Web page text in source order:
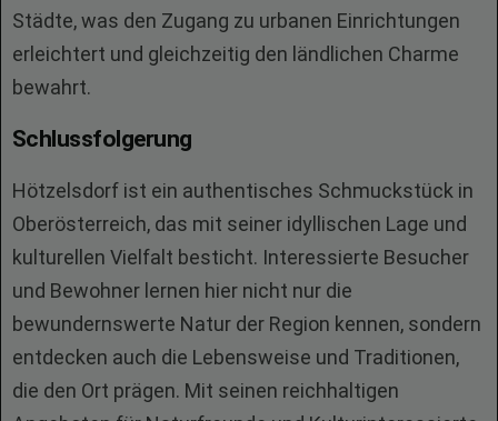
Städte, was den Zugang zu urbanen Einrichtungen
erleichtert und gleichzeitig den ländlichen Charme
bewahrt.
Schlussfolgerung
Hötzelsdorf ist ein authentisches Schmuckstück in
Oberösterreich, das mit seiner idyllischen Lage und
kulturellen Vielfalt besticht. Interessierte Besucher
und Bewohner lernen hier nicht nur die
bewundernswerte Natur der Region kennen, sondern
entdecken auch die Lebensweise und Traditionen,
die den Ort prägen. Mit seinen reichhaltigen